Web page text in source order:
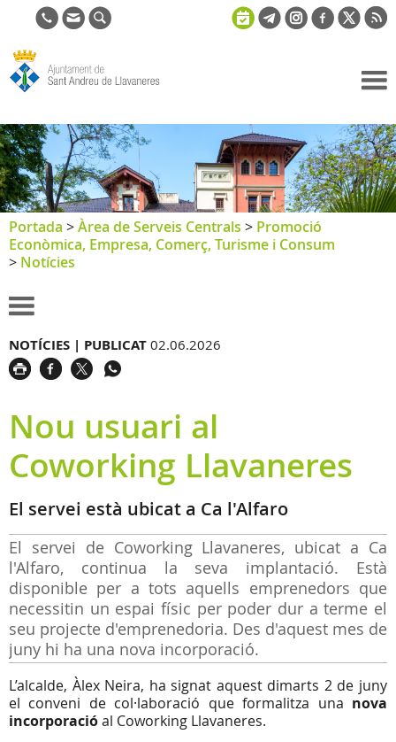
de Sant
Andreu de
Llavaneres
Portada >Àrea de Serveis Centrals > Promoció
Econòmica, Empresa, Comerç, Turisme i Consum
> Notícies
NOTÍCIES | PUBLICAT 02.06.2026
Nou usuari al
Coworking Llavaneres
El servei està ubicat a Ca l'Alfaro
El servei de Coworking Llavaneres, ubicat a Ca
l'Alfaro, continua la seva implantació. Està
disponible per a tots aquells emprenedors que
necessitin un espai físic per poder dur a terme el
seu projecte d'emprenedoria. Des d'aquest mes de
juny hi ha una nova incorporació.
L’alcalde, Àlex Neira, ha signat aquest dimarts 2 de juny
el conveni de col·laboració que formalitza una nova
incorporacióal Coworking Llavaneres.